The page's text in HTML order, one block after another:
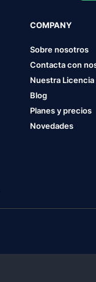
COMPANY
Sobre nosotros
Contacta con
Nuestra Licencia
Blog
Planes y precios
Novedades